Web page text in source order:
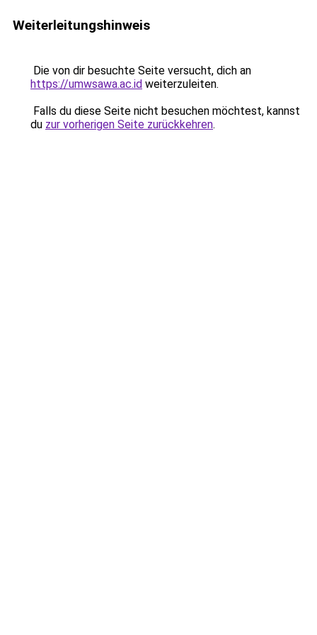
Weiterleitungshinweis
Die von dir besuchte Seite versucht, dich an
https://umwsawa.ac.id weiterzuleiten.
Falls du diese Seite nicht besuchen möchtest, kannst
du zur vorherigen Seite zurückkehren.